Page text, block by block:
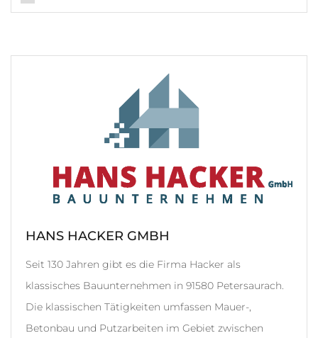
HANS HACKER GMBH
Seit 130 Jahren gibt es die Firma Hacker als
klassisches Bauunternehmen in 91580 Petersaurach.
Die klassischen Tätigkeiten umfassen Mauer-,
Betonbau und Putzarbeiten im Gebiet zwischen